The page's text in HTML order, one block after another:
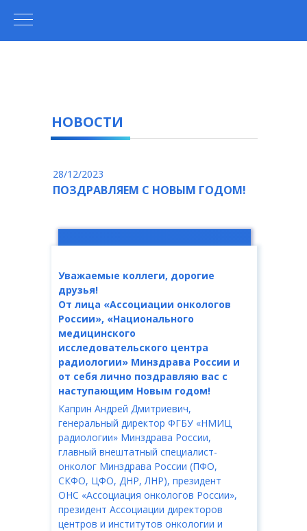
НОВОСТИ
ПОЗДРАВЛЯЕМ С НОВЫМ ГОДОМ!
28/12/2023
Уважаемые коллеги, дорогие
друзья!
От лица «Ассоциации онкологов
России», «Национального
медицинского
исследовательского центра
радиологии» Минздрава России и
от себя лично поздравляю вас с
наступающим Новым годом!
Каприн Андрей Дмитриевич,
генеральный директор ФГБУ «НМИЦ
радиологии» Минздрава России,
главный внештатный специалист-
онколог Минздрава России (ПФО,
СКФО, ЦФО, ДНР, ЛНР), президент
ОНС «Ассоциация онкологов России»,
президент Ассоциации директоров
центров и институтов онкологии и